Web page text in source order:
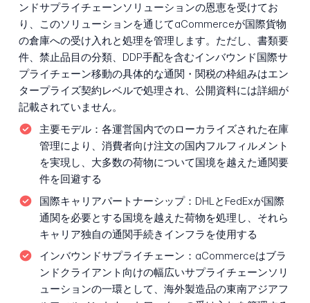
ンドサプライチェーンソリューションの恩恵を受けてお
り、このソリューションを通じてaCommerceが国際貨物
の倉庫への受け入れと処理を管理します。ただし、書類要
件、禁止品目の分類、DDP手配を含むインバウンド国際サ
プライチェーン移動の具体的な通関・関税の枠組みはエン
タープライズ契約レベルで処理され、公開資料には詳細が
記載されていません。
主要モデル： 各運営国内でのローカライズされた在庫
管理により、消費者向け注文の国内フルフィルメント
を実現し、大多数の荷物について国境を越えた通関要
件を回避する
国際キャリアパートナーシップ： DHLとFedExが国際
通関を必要とする国境を越えた荷物を処理し、それら
キャリア独自の通関手続きインフラを使用する
インバウンドサプライチェーン： aCommerceはブラ
ンドクライアント向けの幅広いサプライチェーンソリ
ューションの一環として、海外製造品の東南アジアフ